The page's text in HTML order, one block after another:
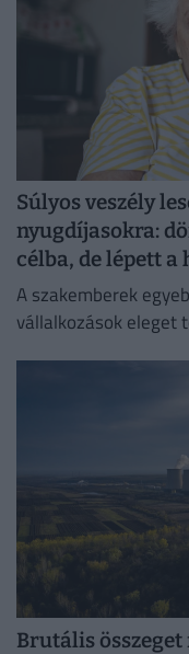
Súlyos veszély
nyugdíjasokra:
célba, de lépett a
A szakemberek
vállalkozások eleget
Brutális